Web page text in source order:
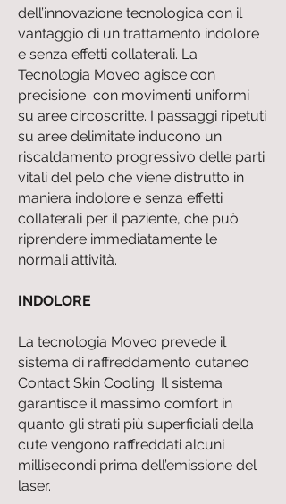
dell’innovazione tecnologica con il
vantaggio di un trattamento indolore
e senza effetti collaterali. La
Tecnologia Moveo agisce con
precisione con movimenti uniformi
su aree circoscritte. I passaggi ripetuti
su aree delimitate inducono un
riscaldamento progressivo delle parti
vitali del pelo che viene distrutto in
maniera indolore e senza effetti
collaterali per il paziente, che può
riprendere immediatamente le
normali attività.
INDOLORE
La tecnologia Moveo prevede il
sistema di raffreddamento cutaneo
Contact Skin Cooling. Il sistema
garantisce il massimo comfort in
quanto gli strati più superficiali della
cute vengono raffreddati alcuni
millisecondi prima dell’emissione del
laser.